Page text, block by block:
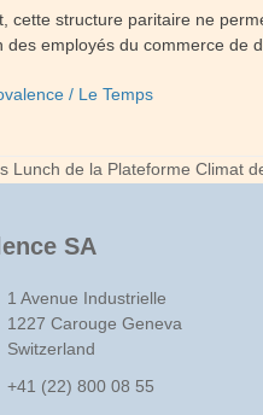
cette structure paritaire ne
des employés du commerce de
/ Le Temps
Lunch de la Plateforme Climat
SA
1 Avenue Industrielle
1227 Carouge Geneva
Switzerland
+41 (22) 800 08 55